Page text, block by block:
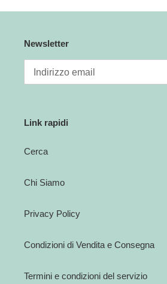
Newsletter
Link rapidi
Cerca
Chi Siamo
Privacy Policy
Condizioni di Vendita e Consegna
Termini e condizioni del servizio